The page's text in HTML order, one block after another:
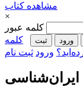
مشاهده کتاب
×
کلمه عبور
ورود ثبت‌
کلمه
ورود ثبت نام
ایران‌شناسی